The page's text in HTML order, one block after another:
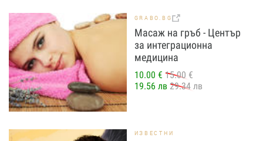
GRABO.BG
Масаж на гръб - Център
за интеграционна
медицина
10.00 € 15.00 €
19.56 лв 29.34 лв
ИЗВЕСТНИ